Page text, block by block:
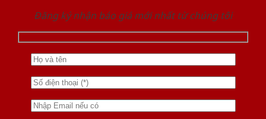
Đăng ký nhận báo giá mới nhất từ chúng tôi